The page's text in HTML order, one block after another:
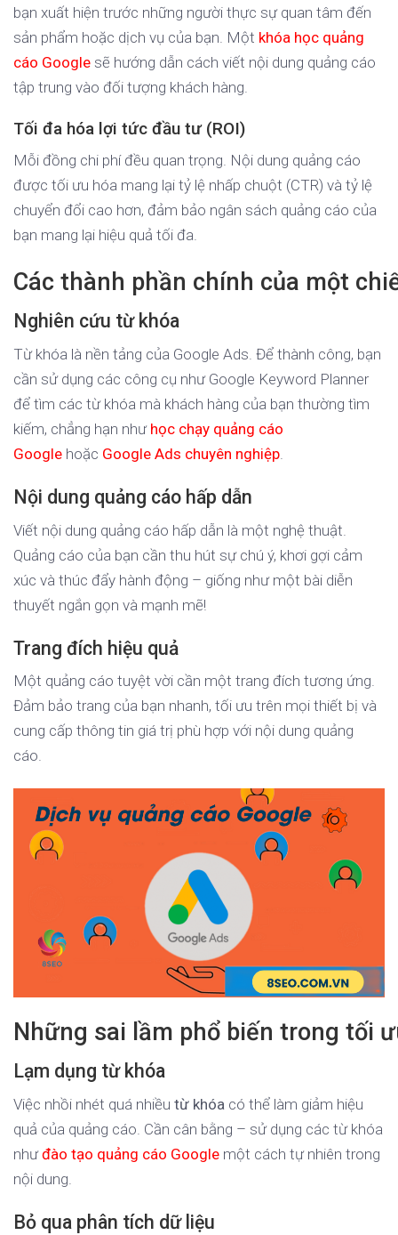
bạn xuất hiện trước những người thực sự quan tâm đến
sản phẩm hoặc dịch vụ của bạn. Một khóa học quảng
cáo Google sẽ hướng dẫn cách viết nội dung quảng cáo
tập trung vào đối tượng khách hàng.
Tối đa hóa lợi tức đầu tư (ROI)
Mỗi đồng chi phí đều quan trọng. Nội dung quảng cáo
được tối ưu hóa mang lại tỷ lệ nhấp chuột (CTR) và tỷ lệ
chuyển đổi cao hơn, đảm bảo ngân sách quảng cáo của
bạn mang lại hiệu quả tối đa.
Các thành phần chính của một
Nghiên cứu từ khóa
Từ khóa là nền tảng của Google Ads. Để thành công, bạn
cần sử dụng các công cụ như Google Keyword Planner
để tìm các từ khóa mà khách hàng của bạn thường tìm
kiếm, chẳng hạn như học chạy quảng cáo
Google hoặc Google Ads chuyên nghiệp
Nội dung quảng cáo hấp dẫn
Viết nội dung quảng cáo hấp dẫn là một nghệ thuật.
Quảng cáo của bạn cần thu hút sự chú ý, khơi gợi cảm
xúc và thúc đẩy hành động – giống như một bài diễn
thuyết ngắn gọn và mạnh mẽ!
Trang đích hiệu quả
Một quảng cáo tuyệt vời cần một trang đích tương ứng.
Đảm bảo trang của bạn nhanh, tối ưu trên mọi thiết bị và
cung cấp thông tin giá trị phù hợp với nội dung quảng
cáo.
Những sai lầm phổ biến trong tối
Lạm dụng từ khóa
Việc nhồi nhét quá nhiều từ khóa có thể làm giảm hiệu
quả của quảng cáo. Cần cân bằng – sử dụng các từ khóa
nhưđào tạo quảng cáo Google một cách tự nhiên trong
nội dung.
Bỏ qua phân tích dữ liệu